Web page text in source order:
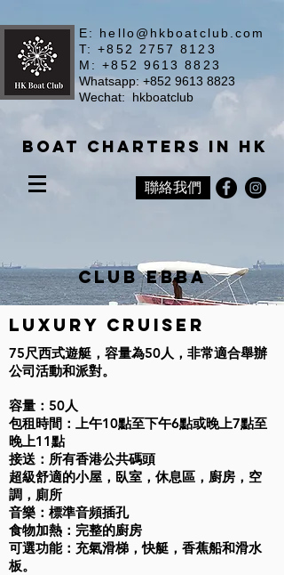
E: hello@hkboatclub.com
T: +852 2757 8123
M: +852 9613 8823
Whatsapp: +852 9613 8823
Wechat: hkboatclub
聯絡我們
Boat Charters in HK
CLUB EBBA
Luxury Cruiser
75尺西式遊艇，容量為50人，非常適合舉辦
公司活動和派對。
容量：50人
包租時間：上午10點至下午6點或晚上7點至
晚上11點
接送：所有香港公共碼頭
超級舒適的小屋，臥室，休息區，廚房，空
調，廁所
音樂：標準音頻插孔
食物加熱：完整的廚房
可選功能：充氣滑梯，快艇，香蕉船和滑水
板。